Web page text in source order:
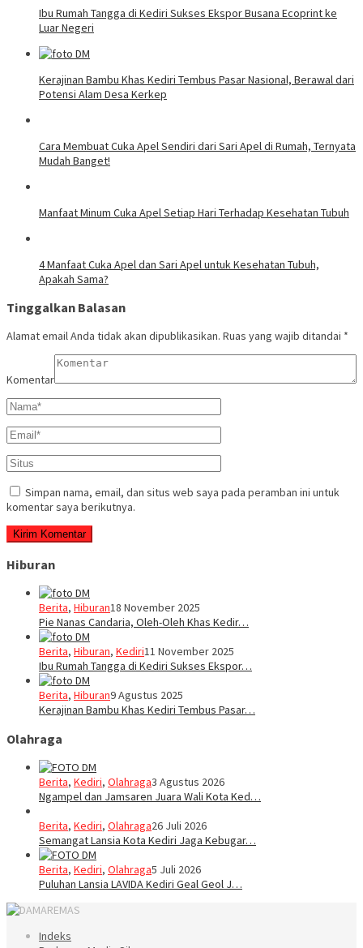
Ibu Rumah Tangga di Kediri Sukses Ekspor Busana Ecoprint ke
Luar Negeri
Kerajinan Bambu Khas Kediri Tembus Pasar Nasional, Berawal dari
Potensi Alam Desa Kerkep
Cara Membuat Cuka Apel Sendiri dari Sari Apel di Rumah, Ternyata
Mudah Banget!
Manfaat Minum Cuka Apel Setiap Hari Terhadap Kesehatan Tubuh
4 Manfaat Cuka Apel dan Sari Apel untuk Kesehatan Tubuh,
Apakah Sama?
Tinggalkan Balasan
Alamat email Anda tidak akan dipublikasikan. Ruas yang wajib ditandai *
Komentar
Simpan nama, email, dan situs web saya pada peramban ini untuk
komentar saya berikutnya.
Hiburan
Berita, Hiburan18 November 2025
Pie Nanas Candaria, Oleh-Oleh Khas Kedir…
Berita, Hiburan, Kediri11 November 2025
Ibu Rumah Tangga di Kediri Sukses Ekspor…
Berita, Hiburan9 Agustus 2025
Kerajinan Bambu Khas Kediri Tembus Pasar…
Olahraga
Berita, Kediri, Olahraga3 Agustus 2026
Ngampel dan Jamsaren Juara Wali Kota Ked…
Berita, Kediri, Olahraga26 Juli 2026
Semangat Lansia Kota Kediri Jaga Kebugar…
Berita, Kediri, Olahraga5 Juli 2026
Puluhan Lansia LAVIDA Kediri Geal Geol J…
Indeks